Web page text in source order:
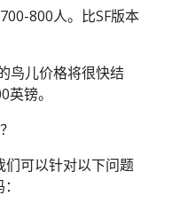
800人。比SF版本
鸟儿价格将很快结
镑。
可以针对以下问题